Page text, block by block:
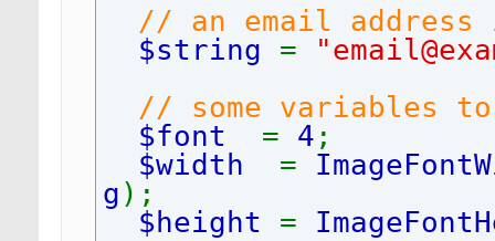
// an email
$string =
// some variables
$font = 4 ;
$width =
g );
$height =